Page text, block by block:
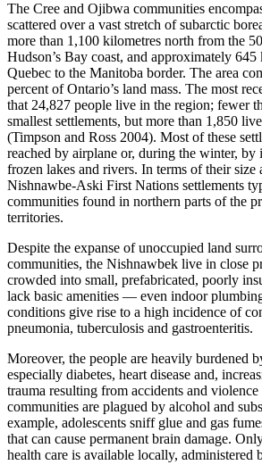
The Cree and Ojibwa communities
scattered over a vast stretch of subarctic
more than 1,100 kilometres north from the
Hudson’s Bay coast, and approximately
Quebec to the Manitoba border. The area
percent of Ontario’s land mass. The most
that 24,827 people live in the region; fewer
smallest settlements, but more than 1,850
(Timpson and Ross 2004). Most of these
reached by airplane or, during the winter, by
frozen lakes and rivers. In terms of their size
Nishnawbe-Aski First Nations settlements
communities found in northern parts of the
territories.
Despite the expanse of unoccupied land
communities, the Nishnawbek live in close
crowded into small, prefabricated, poorly
lack basic amenities — even indoor
conditions give rise to a high incidence of
pneumonia, tuberculosis and gastroenteritis.
Moreover, the people are heavily burdened
especially diabetes, heart disease and,
trauma resulting from accidents and
communities are plagued by alcohol and
example, adolescents sniff glue and gas
that can cause permanent brain damage.
health care is available locally, administered